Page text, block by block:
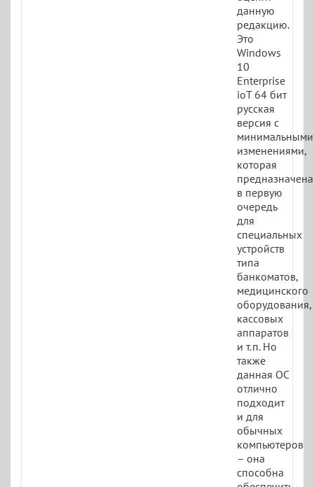
данную
редакцию.
Это
Windows
10
Enterprise
ioT 64 бит
русская
версия с
минимальными
изменениями,
которая
предназначена
в первую
очередь
для
специальных
устройств
типа
банкоматов,
медицинского
оборудования,
кассовых
аппаратов
и т.п. Но
также
данная ОС
отлично
подходит
и для
обычных
компьютеров
– она
способна